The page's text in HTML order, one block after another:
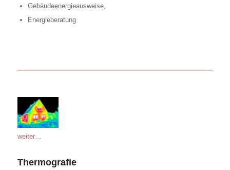
Gebäudeenergieausweise,
Energieberatung
weiter…
Thermografie